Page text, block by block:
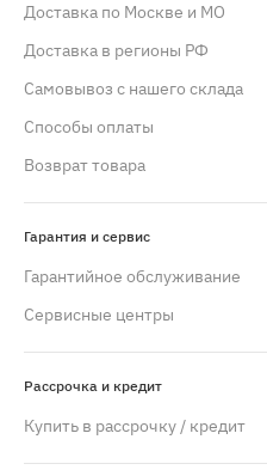
Доставка по Москве и МО
Доставка в регионы РФ
Самовывоз с нашего склада
Способы оплаты
Возврат товара
Гарантия и сервис
Гарантийное обслуживание
Сервисные центры
Рассрочка и кредит
Купить в рассрочку / кредит